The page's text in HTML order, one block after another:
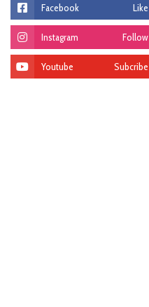
Facebook Like
Instagram Follow
Youtube Subcribe